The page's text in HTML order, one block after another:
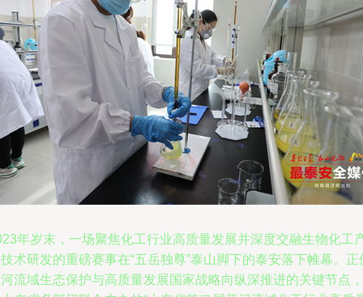
年岁末，一场聚焦化工行业高质量发展并深度交融生物化工
术研发的重磅赛事在“五岳独尊”泰山脚下的泰安落下帷幕。正
流域生态保护与高质量发展国家战略向纵深推进的关键节点，